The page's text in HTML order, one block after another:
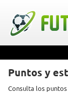
Puntos y
Consulta los